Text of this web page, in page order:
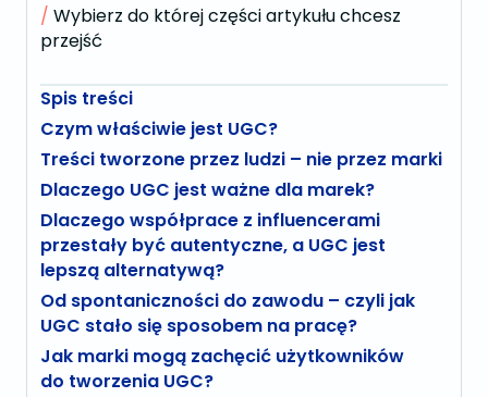
Wybierz do której części artykułu chcesz
przejść
Spis treści
Czym właściwie jest UGC?
Treści tworzone przez ludzi – nie przez marki
Dlaczego UGC jest ważne dla marek?
Dlaczego współprace z influencerami
przestały być autentyczne, a UGC jest
lepszą alternatywą?
Od spontaniczności do zawodu – czyli jak
UGC stało się sposobem na pracę?
Jak marki mogą zachęcić użytkowników
do tworzenia UGC?